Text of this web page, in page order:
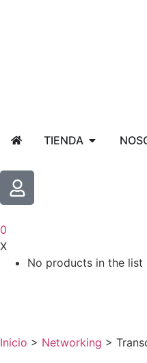
TIENDA
0
X
No products in the list
Inicio > Networking >